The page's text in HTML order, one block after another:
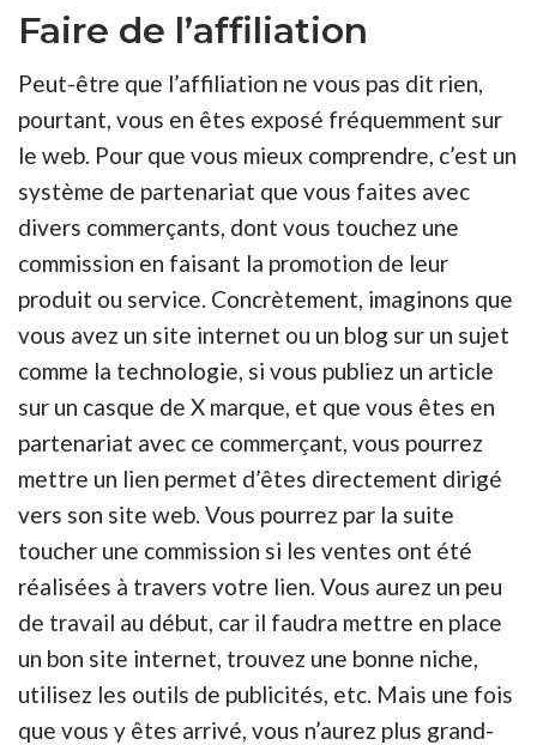
Faire de l’affiliation
Peut-être que l’affiliation ne vous pas dit rien,
pourtant, vous en êtes exposé fréquemment sur
le web. Pour que vous mieux comprendre, c’est un
système de partenariat que vous faites avec
divers commerçants, dont vous touchez une
commission en faisant la promotion de leur
produit ou service. Concrètement, imaginons que
vous avez un site internet ou un blog sur un sujet
comme la technologie, si vous publiez un article
sur un casque de X marque, et que vous êtes en
partenariat avec ce commerçant, vous pourrez
mettre un lien permet d’êtes directement dirigé
vers son site web. Vous pourrez par la suite
toucher une commission si les ventes ont été
réalisées à travers votre lien. Vous aurez un peu
de travail au début, car il faudra mettre en place
un bon site internet, trouvez une bonne niche,
utilisez les outils de publicités, etc. Mais une fois
que vous y êtes arrivé, vous n’aurez plus grand-